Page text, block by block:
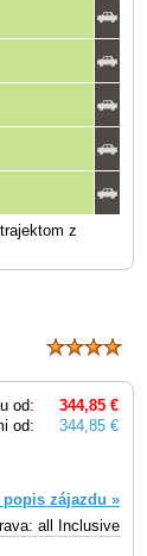
z
od:
344,85 €
od:
344,85 €
zájazdu »
all Inclusive